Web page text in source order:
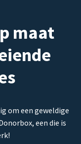
maat
om een geweldige
een die is